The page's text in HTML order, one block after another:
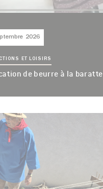
de beurre à la baratte
ET LOISIRS
2026